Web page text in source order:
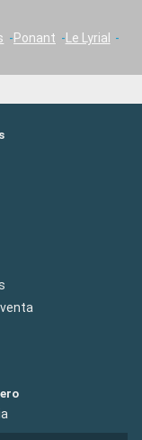
Ponant
Le Lyrial